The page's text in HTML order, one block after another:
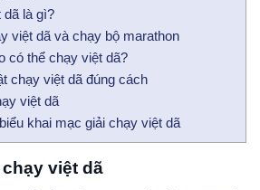
dã là gì?
việt dã và chạy bộ marathon
thể chạy việt dã?
chạy việt dã đúng cách
việt dã
khai mạc giải chạy việt dã
việt dã